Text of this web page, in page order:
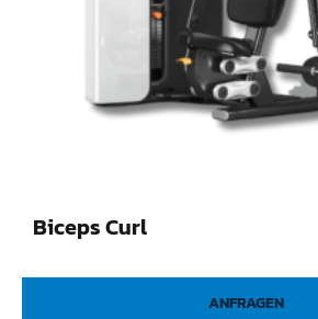
Biceps Curl
ANFRAGEN